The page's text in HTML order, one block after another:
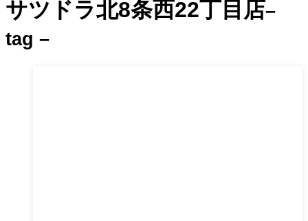
サツドラ北8条西22丁目店–
tag –